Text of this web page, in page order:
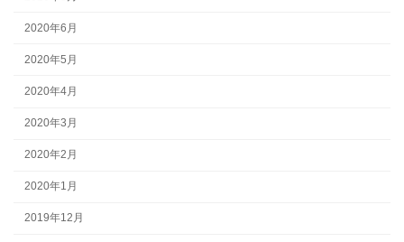
2020年6月
2020年5月
2020年4月
2020年3月
2020年2月
2020年1月
2019年12月